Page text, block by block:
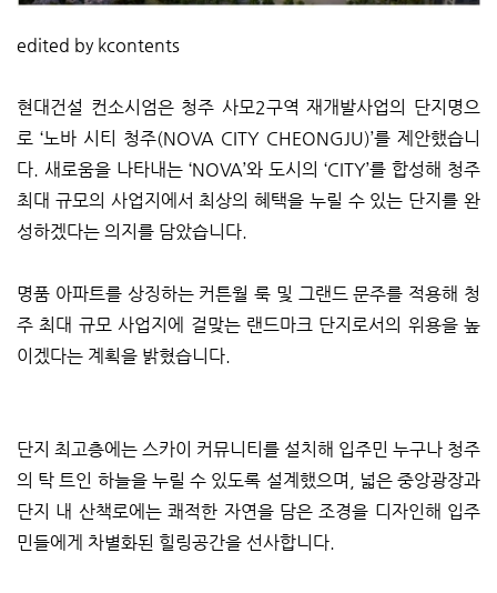
edited by kcontents
현대건설 컨소시엄은 청주 사모2구역 재개발사업의 단지명으
로 ‘노바 시티 청주(NOVA CITY CHEONGJU)’를 제안했습니
다. 새로움을 나타내는 ‘NOVA’와 도시의 ‘CITY’를 합성해 청주
최대 규모의 사업지에서 최상의 혜택을 누릴 수 있는 단지를 완
성하겠다는 의지를 담았습니다.
명품 아파트를 상징하는 커튼월 룩 및 그랜드 문주를 적용해 청
주 최대 규모 사업지에 걸맞는 랜드마크 단지로서의 위용을 높
이겠다는 계획을 밝혔습니다.
단지 최고층에는 스카이 커뮤니티를 설치해 입주민 누구나 청주
의 탁 트인 하늘을 누릴 수 있도록 설계했으며, 넓은 중앙광장과
단지 내 산책로에는 쾌적한 자연을 담은 조경을 디자인해 입주
민들에게 차별화된 힐링공간을 선사합니다.